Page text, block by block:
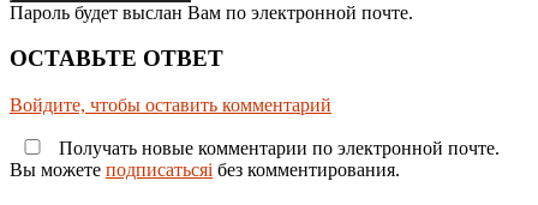
Пароль будет выслан Вам по электронной почте.
ОСТАВЬТЕ ОТВЕТ
Войдите, чтобы оставить комментарий
Получать новые комментарии по электронной почте.
Вы можете подписатьсяi без комментирования.